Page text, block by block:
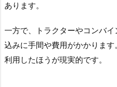
あります。
一方で、トラクターやコンバ
込みに手間や費用がかかりま
利用したほうが現実的です。